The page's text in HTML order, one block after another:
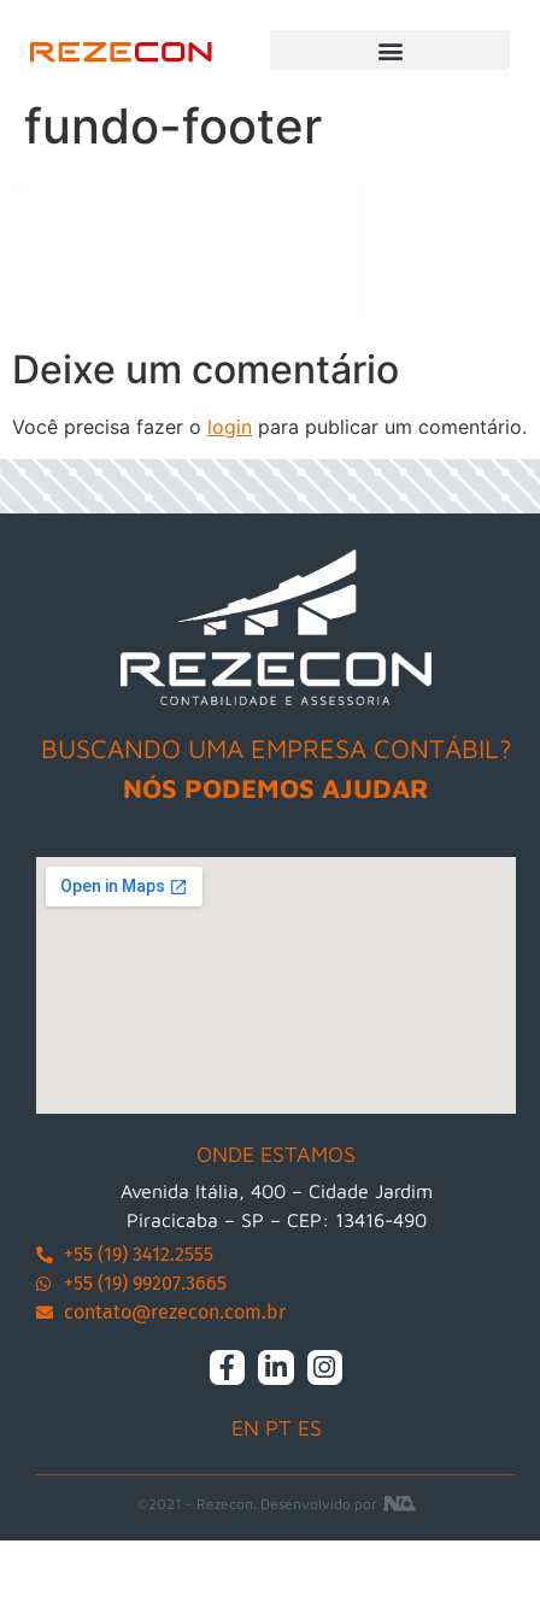
fundo-footer
Deixe um comentário
Você precisa fazer o login para publicar um comentário.
h
BUSCANDO UMA EMPRESA CONTÁBIL?
NÓS PODEMOS AJUDAR
ONDE ESTAMOS
Avenida Itália, 400 – Cidade Jardim
Piracicaba – SP – CEP: 13416-490
+55 (19) 3412.2555
+55 (19) 99207.3665
contato@rezecon.com.br
EN PT ES
©2021 – Rezecon. Desenvolvido por